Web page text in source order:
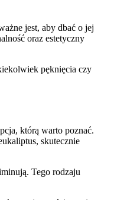
jest, aby dbać o jej
oraz estetyczny
pęknięcia czy
którą warto poznać.
skutecznie
Tego rodzaju